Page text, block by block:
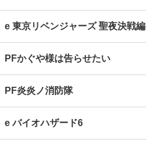
e 東京リベンジャーズ 聖夜決戦編
PFかぐや様は告らせたい
PF炎炎ノ消防隊
e バイオハザード6